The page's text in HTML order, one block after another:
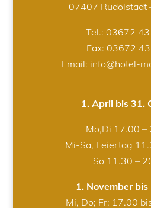
07407 Rudolstadt
Tel.: 03672 43
Fax: 03672
Email: info@hotel-
1. April bis 31.
Mo,Di 17.00 –
Mi-Sa, Feiertag
So 11.30 –
1. November
Mi, Do; Fr: 17.00